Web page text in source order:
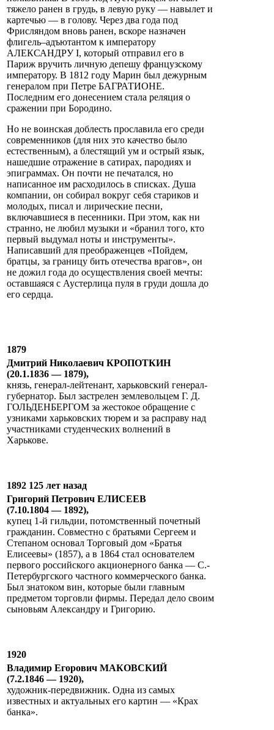
тяжело ранен в грудь, в левую руку — навылет и
картечью — в голову. Через два года под
Фрисляндом вновь ранен, вскоре назначен
флигель–адъютантом к императору
АЛЕКСАНДРУ I, который отправил его в
Париж вручить личную депешу французскому
императору. В 1812 году Марин был дежурным
генералом при Петре БАГРАТИОНЕ.
Последним его донесением стала реляция о
сражении при Бородино.
Но не воинская доблесть прославила его среди
современников (для них это качество было
естественным), а блестящий ум и острый язык,
нашедшие отражение в сатирах, пародиях и
эпиграммах. Он почти не печатался, но
написанное им расходилось в списках. Душа
компании, он собирал вокруг себя стариков и
молодых, писал и лирические песни,
включавшиеся в песенники. При этом, как ни
странно, не любил музыки и «бранил того, кто
первый выдумал ноты и инструменты».
Написавший для преображенцев «Пойдем,
братцы, за границу бить отечества врагов», он
не дожил года до осуществления своей мечты:
оставшаяся с Аустерлица пуля в груди дошла до
его сердца.
1879
Дмитрий Николаевич КРОПОТКИН
(20.1.1836 — 1879),
князь, генерал-лейтенант, харьковский генерал-
губернатор. Был застрелен землевольцем Г. Д.
ГОЛЬДЕНБЕРГОМ за жестокое обращение с
узниками харьковских тюрем и за расправу над
участниками студенческих волнений в
Харькове.
1892 125 лет назад
Григорий Петрович ЕЛИСЕЕВ
(7.10.1804 — 1892),
купец 1-й гильдии, потомственный почетный
гражданин. Совместно с братьями Сергеем и
Степаном основал Торговый дом «Братья
Елисеевы» (1857), а в 1864 стал основателем
первого российского акционерного банка — С.-
Петербургского частного коммерческого банка.
Был знатоком вин, которые были главным
предметом торговли фирмы. Передал дело своим
сыновьям Александру и Григорию.
1920
Владимир Егорович МАКОВСКИЙ
(7.2.1846 — 1920),
художник-передвижник. Одна из самых
известных и актуальных его картин — «Крах
банка».